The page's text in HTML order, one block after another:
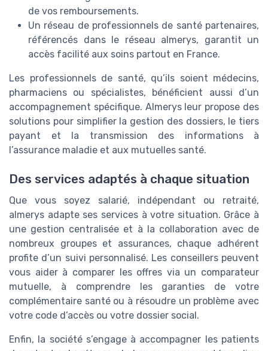
de vos remboursements.
Un réseau de professionnels de santé partenaires,
référencés dans le réseau almerys, garantit un
accès facilité aux soins partout en France.
Les professionnels de santé, qu’ils soient médecins,
pharmaciens ou spécialistes, bénéficient aussi d’un
accompagnement spécifique. Almerys leur propose des
solutions pour simplifier la gestion des dossiers, le tiers
payant et la transmission des informations à
l’assurance maladie et aux mutuelles santé.
Des services adaptés à chaque situation
Que vous soyez salarié, indépendant ou retraité,
almerys adapte ses services à votre situation. Grâce à
une gestion centralisée et à la collaboration avec de
nombreux groupes et assurances, chaque adhérent
profite d’un suivi personnalisé. Les conseillers peuvent
vous aider à comparer les offres via un comparateur
mutuelle, à comprendre les garanties de votre
complémentaire santé ou à résoudre un problème avec
votre code d’accès ou votre dossier social.
Enfin, la société s’engage à accompagner les patients